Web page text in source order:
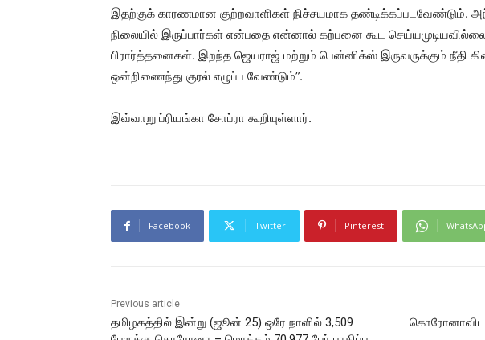
இதற்குக் காரணமான குற்றவாளிகள் நிச்சயமாக தண்டிக்கப்படவேண்டும்.
நிலையில் இருப்பார்கள் என்பதை என்னால் கற்பனை கூட
பிரார்த்தனைகள். இறந்த ஜெயராஜ் மற்றும் பென்னிக்ஸ் இருவருக்கும் நீதி
ஒன்றிணைந்து குரல் எழுப்ப வேண்டும்”.
இவ்வாறு ப்ரியங்கா சோப்ரா கூறியுள்ளார்.
Facebook Twitter Pinterest
Previous article
தமிழகத்தில் இன்று (ஜூன் 25) ஒரே நாளில் 3,509